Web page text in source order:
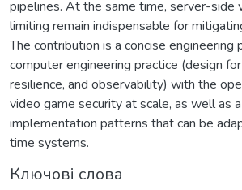
pipelines. At the same time, server-side
limiting remain indispensable for
The contribution is a concise engineering
computer engineering practice (design
resilience, and observability) with the
video game security at scale, as well as
implementation patterns that can be
time systems.
Ключові слова